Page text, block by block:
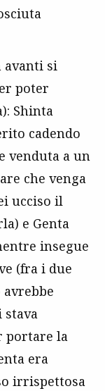
avanti si
poter
Shinta
cadendo
venduta a un
che venga
ucciso il
e Genta
insegue
(fra i due
stava
portare la
era
irrispettosa